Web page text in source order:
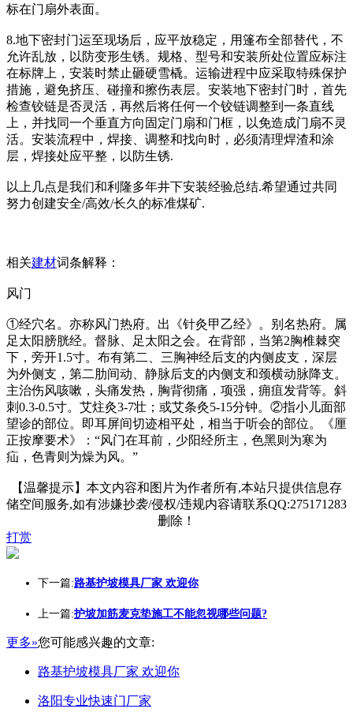
标在门扇外表面。
8.地下密封门运至现场后，应平放稳定，用篷布全部替代，不
允许乱放，以防变形生锈。规格、型号和安装所处位置应标注
在标牌上，安装时禁止砸硬雪橇。运输进程中应采取特殊保护
措施，避免挤压、碰撞和擦伤表层。安装地下密封门时，首先
检查铰链是否灵活，再然后将任何一个铰链调整到一条直线
上，并找同一个垂直方向固定门扇和门框，以免造成门扇不灵
活。安装流程中，焊接、调整和找向时，必须清理焊渣和涂
层，焊接处应平整，以防生锈.
以上几点是我们和利隆多年井下安装经验总结.希望通过共同
努力创建安全/高效/长久的标准煤矿.
相关建材词条解释：
风门
①经穴名。亦称风门热府。出《针灸甲乙经》。别名热府。属
足太阳膀胱经。督脉、足太阳之会。在背部，当第2胸椎棘突
下，旁开1.5寸。布有第二、三胸神经后支的内侧皮支，深层
为外侧支，第二肋间动、静脉后支的内侧支和颈横动脉降支。
主治伤风咳嗽，头痛发热，胸背彻痛，项强，痈疽发背等。斜
刺0.3-0.5寸。艾炷灸3-7壮；或艾条灸5-15分钟。②指小儿面部
望诊的部位。即耳屏间切迹相平处，相当于听会的部位。《厘
正按摩要术》：“风门在耳前，少阳经所主，色黑则为寒为
疝，色青则为燥为风。”
【温馨提示】本文内容和图片为作者所有,本站只提供信息存
储空间服务,如有涉嫌抄袭/侵权/违规内容请联系QQ:275171283
删除！
打赏
下一篇:路基护坡模具厂家 欢迎你
上一篇:护坡加筋麦克垫施工不能忽视哪些问题?
更多»您可能感兴趣的文章:
路基护坡模具厂家 欢迎你
洛阳专业快速门厂家